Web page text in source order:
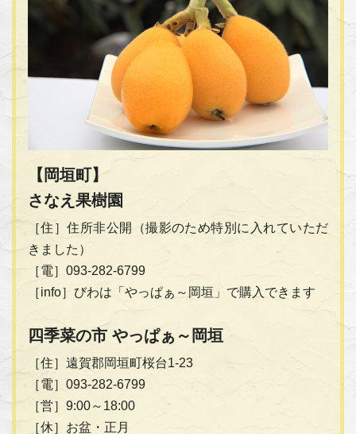
【岡垣町】
さなえ果樹園
［住］住所非公開（撮影のため特別に入れていただ
きました）
［電］093-282-6799
［info］びわは「やっぱぁ～岡垣」で購入できます
四季菜の市 やっぱぁ～岡垣
［住］遠賀郡岡垣町桜台1-23
［電］093-282-6799
［営］9:00～18:00
［休］お盆・正月